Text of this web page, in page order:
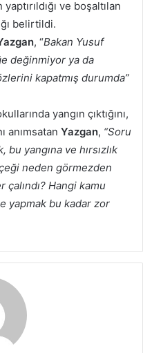
ve boşaltılan
belirtildi.
, “Bakan Yusuf
değinmiyor ya da
kapatmış durumda”
yangın çıktığını,
anımsatan Yazgan, “Soru
yangına ve hırsızlık
neden görmezden
Hangi kamu
yapmak bu kadar zor